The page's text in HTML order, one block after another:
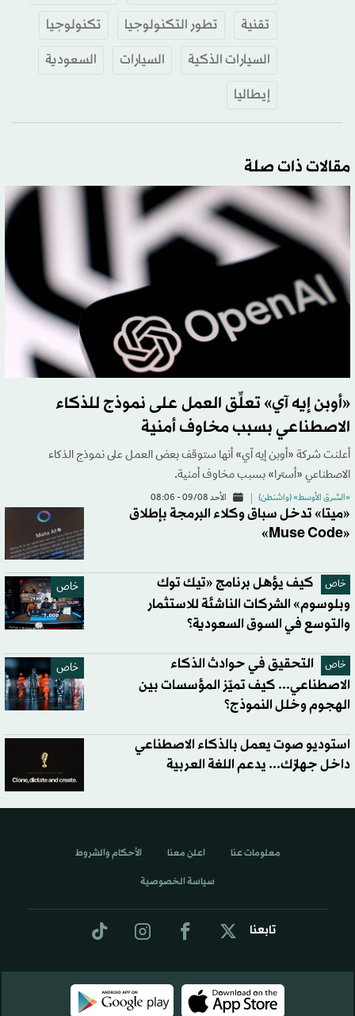
تقنية
تطور التكنولوجيا
تكنولوجيا
السيارات الذكية
السيارات
السعودية
إيطاليا
مقالات ذات صلة
«أوبن إيه آي» تعلِّق العمل على نموذج للذكاء
الاصطناعي بسبب مخاوف أمنية
أعلنت شركة «أوبن إيه آي» أنها ستوقف بعض العمل على نموذج الذكاء
الاصطناعي «أسترا» بسبب مخاوف أمنية.
«الشرق الأوسط» (واشنطن) الأحد 09/08 - 08:06
«ميتا» تدخل سباق وكلاء البرمجة بإطلاق
«Muse Code»
خاص خاص
كيف يؤهل برنامج «تيك توك
وبلوسوم» الشركات الناشئة للاستثمار
والتوسع في السوق السعودية؟
خاص خاص
التحقيق في حوادث الذكاء
الاصطناعي... كيف تميّز المؤسسات بين
الهجوم وخلل النموذج؟
استوديو صوت يعمل بالذكاء الاصطناعي
داخل جهازك... يدعم اللغة العربية
تابعنا
معلومات عنا اعلن معنا الأحكام والشروط
سياسة الخصوصية